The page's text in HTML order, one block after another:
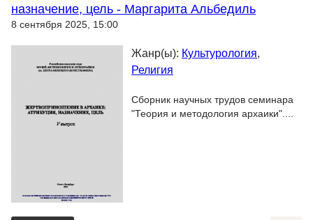
назначение, цель - Маргарита Альбедиль
8 сентября 2025, 15:00
Жанр(ы): Культурология,
Религия
Сборник научных трудов семинара
"Теория и методология архаики"....